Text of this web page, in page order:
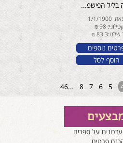
בליל הפישפ...
1900
98 ₪
₪
נוספים
הוסף לסל
5
6
7
8
...
46
על ספרים